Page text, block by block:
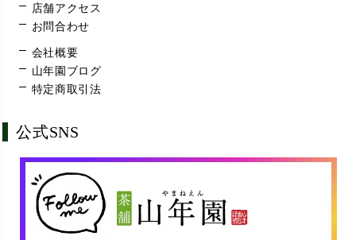
店舗アクセス
お問合わせ
会社概要
山年園ブログ
特定商取引法
公式SNS